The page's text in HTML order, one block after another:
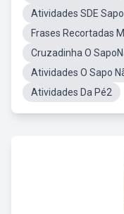
Atividades SDE
Frases Recortadas
Cruzadinha O
Atividades O Sapo
Atividades Da Pé2